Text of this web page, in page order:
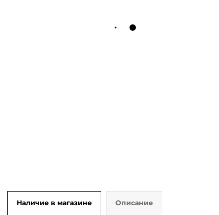
Наличие в магазине Описание